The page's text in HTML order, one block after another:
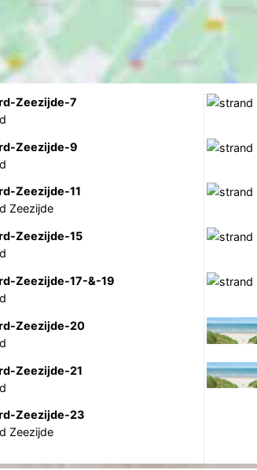
Zeezijde-7
Zeezijde-9
Zeezijde-11
Zeezijde
Zeezijde-15
Zeezijde-17-&-19
Zeezijde-20
Zeezijde-21
Zeezijde-23
Zeezijde